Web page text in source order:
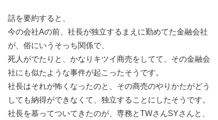
話を要約すると、
今の会社Aの前、社長が独立するまえに勤めてた金融会社
が、俗にいうそっち関係で、
死人がでたりと、かなりキツイ商売をしてて、その金融会
社にも似たような事件が起こったそうです。
社長はそれが怖くなったのと、その商売のやりかたがどう
しても納得ができなくて、独立することにしたそうです。
社長を慕ってついてきたのが、専務とTWさんSYさんと、